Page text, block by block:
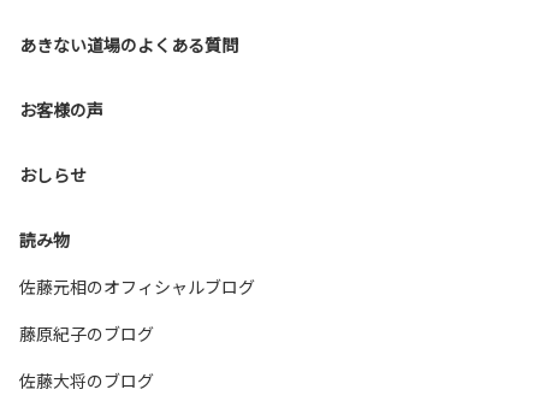
あきない道場のよくある質問
お客様の声
おしらせ
読み物
佐藤元相のオフィシャルブログ
藤原紀子のブログ
佐藤大将のブログ